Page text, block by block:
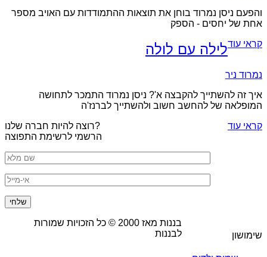
והפעם ניסן נמרוד בוחן את תוצאות ההתמודדות עם האויב מספר
אחת של יחסים - הספק
קראי עודלילה עם לולה
נמרוד ניר
איך זה להשתייך להקבצה א'? ניסן נמרוד התמכר לתחושה
המופלאה של להחשב חשוב ולהשתייך לברנז'ה
קראי עוד
רוצה להיות חברה שלנו?
הרשמי לרשימת התפוצה
שימושון
בננות מאז2000 © כל הזכויות שמורות
לבננות